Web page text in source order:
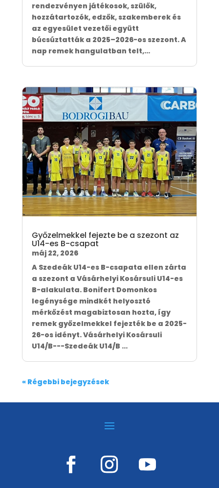
rendezvényen játékosok, szülők,
hozzátartozók, edzők, szakemberek és
az egyesület vezetői együtt
búcsúztatták a 2025–2026-os szezont. A
nap remek hangulatban telt,...
Győzelmekkel fejezte be a szezont az
U14-es B-csapat
máj 22, 2026
A Szedeák U14-es B-csapata ellen zárta
a szezont a Vásárhelyi Kosársuli U14-es
B-alakulata. Bonifert Domonkos
legénysége mindkét helyosztó
mérkőzést magabiztosan hozta, így
remek győzelmekkel fejezték be a 2025-
26-os idényt. Vásárhelyi Kosársuli
U14/B---Szedeák U14/B ...
« Régebbi bejegyzések